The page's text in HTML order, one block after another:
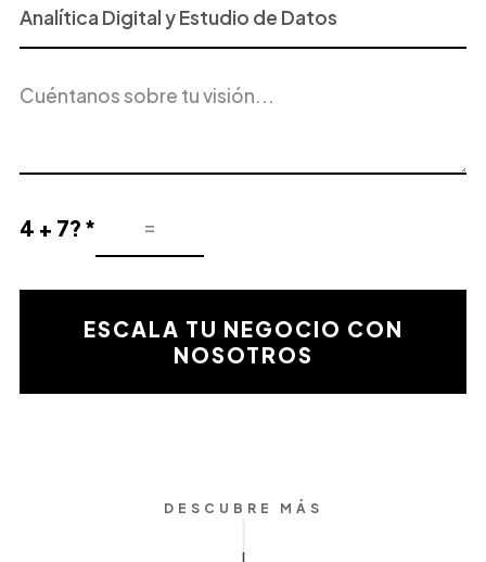
o
Servicio
Interés
del
4 + 7? *
Resultado
la
validaciónESCALA TU NEGOCIO CON
NOSOTROS
DESCUBRE MÁS